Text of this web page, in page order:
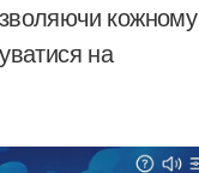
кожному
на